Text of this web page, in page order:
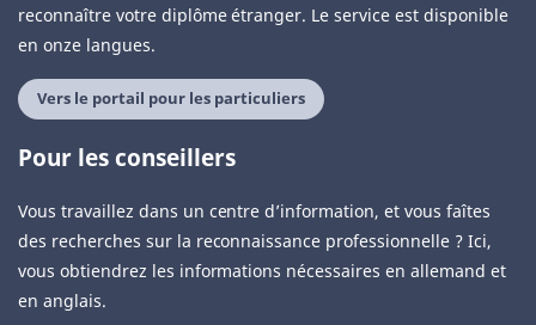
reconnaître votre diplôme étranger. Le service est disponible
en onze langues.
Vers le portail pour les particuliers
Pour les conseillers
Vous travaillez dans un centre d’information, et vous faîtes
des recherches sur la reconnaissance professionnelle ? Ici,
vous obtiendrez les informations nécessaires en allemand et
en anglais.